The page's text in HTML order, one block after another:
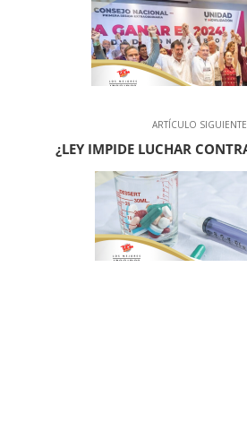
ARTÍCULO SIGUIENTE
¿LEY IMPIDE LUCHAR